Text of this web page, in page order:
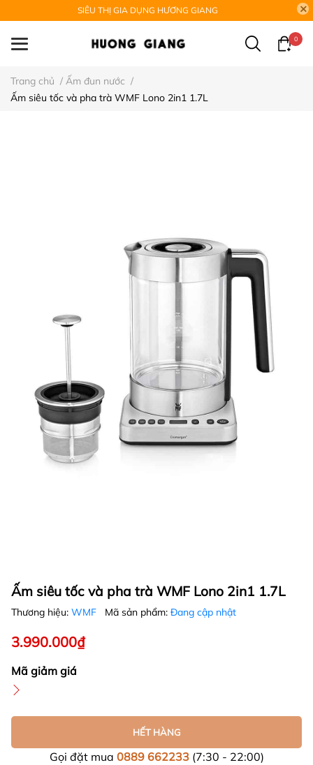
SIÊU THỊ GIA DỤNG HƯƠNG GIANG
0
Trang chủ / Ấm đun nước /
Ấm siêu tốc và pha trà WMF Lono 2in1 1.7L
Ấm siêu tốc và pha trà WMF Lono 2in1 1.7L
Thương hiệu: WMF Mã sản phẩm: Đang cập nhật
3.990.000₫
Mã giảm giá
HẾT HÀNG
Gọi đặt mua 0889 662233(7:30 - 22:00)